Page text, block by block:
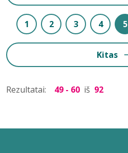
1 2 3 4 5
Kitas
Rezultatai: 49 - 60 iš 92